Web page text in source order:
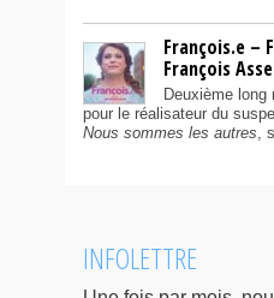
François.e –
François
Deuxième long
pour le réalisateur du
Nous sommes les autres,
INFOLETTRE